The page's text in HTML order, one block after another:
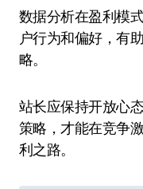
数据分析在盈利模
户行为和偏好，有
略。
站长应保持开放心
策略，才能在竞争
利之路。